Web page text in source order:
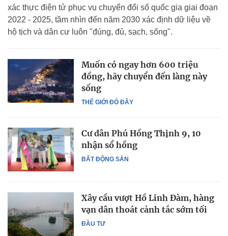
xác thực điện tử phục vụ chuyển đổi số quốc gia giai đoạn
2022 - 2025, tầm nhìn đến năm 2030 xác định dữ liệu về
hộ tịch và dân cư luôn "đúng, đủ, sạch, sống".
THẾ GIỚI ĐÓ ĐÂY
Muốn có ngay hơn 600 triệu
đồng, hãy chuyển đến làng này
sống
BẤT ĐỘNG SẢN
Cư dân Phú Hồng Thịnh 9, 10
nhận sổ hồng
ĐẦU TƯ
Xây cầu vượt Hồ Linh Đàm, hàng
vạn dân thoát cảnh tắc sớm tối